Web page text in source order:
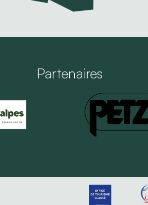
Partenaires